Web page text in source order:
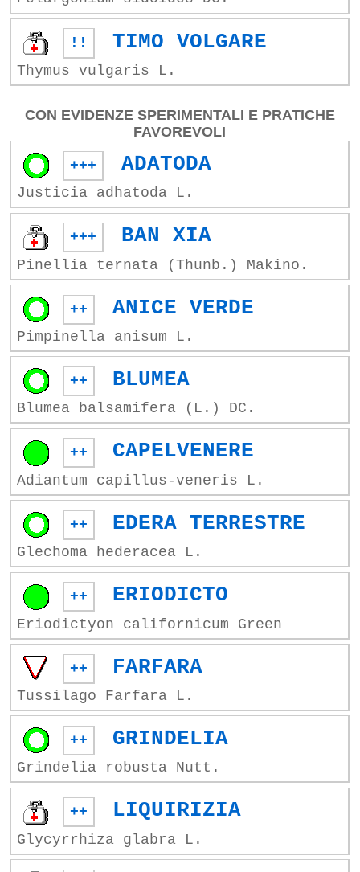
!! TIMO VOLGARE
Thymus vulgaris L.
CON EVIDENZE SPERIMENTALI E PRATICHE
FAVOREVOLI
+++ ADATODA
Justicia adhatoda L.
+++ BAN XIA
Pinellia ternata (Thunb.) Makino.
++ ANICE VERDE
Pimpinella anisum L.
++ BLUMEA
Blumea balsamifera (L.) DC.
++ CAPELVENERE
Adiantum capillus-veneris L.
++ EDERA TERRESTRE
Glechoma hederacea L.
++ ERIODICTO
Eriodictyon californicum Green
++ FARFARA
Tussilago Farfara L.
++ GRINDELIA
Grindelia robusta Nutt.
++ LIQUIRIZIA
Glycyrrhiza glabra L.